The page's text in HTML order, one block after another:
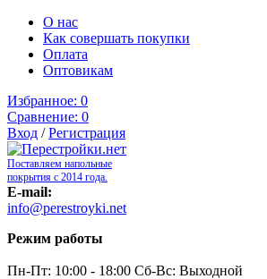
О нас
Как совершать покупки
Оплата
Оптовикам
Избранное: 0
Сравнение: 0
Вход /Регистрация
Поставляем напольные
покрытия с 2014 года.
E-mail:
info@perestroyki.net
Режим работы
Пн-Пт: 10:00 - 18:00 Сб-Вс: Выходной